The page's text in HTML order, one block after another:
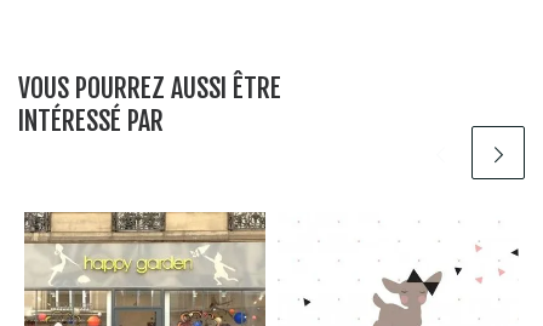
VOUS POURREZ AUSSI ÊTRE
INTÉRESSÉ PAR